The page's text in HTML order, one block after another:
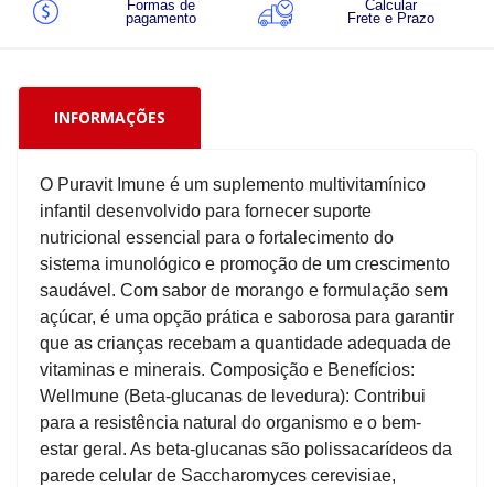
Formas de
pagamento
Calcular
Frete e Prazo
INFORMAÇÕES
O Puravit Imune é um suplemento multivitamínico
infantil desenvolvido para fornecer suporte
nutricional essencial para o fortalecimento do
sistema imunológico e promoção de um crescimento
saudável. Com sabor de morango e formulação sem
açúcar, é uma opção prática e saborosa para garantir
que as crianças recebam a quantidade adequada de
vitaminas e minerais. Composição e Benefícios:
Wellmune (Beta-glucanas de levedura): Contribui
para a resistência natural do organismo e o bem-
estar geral. As beta-glucanas são polissacarídeos da
parede celular de Saccharomyces cerevisiae,